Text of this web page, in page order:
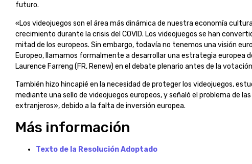
futuro.
«Los videojuegos son el área más dinámica de nuestra economía
crecimiento durante la crisis del COVID. Los videojuegos se han
mitad de los europeos. Sin embargo, todavía no tenemos una visión
Europeo, llamamos formalmente a desarrollar una estrategia europea
Laurence Farreng (FR, Renew) en el debate plenario antes de la
También hizo hincapié en la necesidad de proteger los videojuegos,
mediante una sello de videojuegos europeos, y señaló el problema de
extranjeros», debido a la falta de inversión europea.
Más información
Texto de la Resolución Adoptado